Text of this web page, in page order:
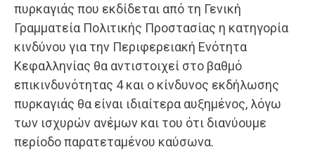
πυρκαγιάς που εκδίδεται από τη Γενική
Γραμματεία Πολιτικής Προστασίας η κατηγορία
κινδύνου για την Περιφερειακή Ενότητα
Κεφαλληνίας θα αντιστοιχεί στο βαθμό
επικινδυνότητας 4 και ο κίνδυνος εκδήλωσης
πυρκαγιάς θα είναι ιδιαίτερα αυξημένος, λόγω
των ισχυρών ανέμων και του ότι διανύουμε
περίοδο παρατεταμένου καύσωνα.